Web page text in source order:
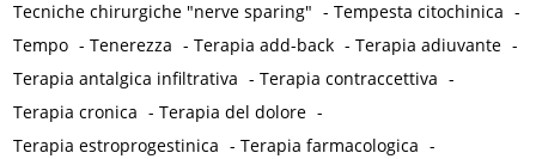
Tecniche chirurgiche "nerve sparing" -Tempesta citochinica -
Tempo -Tenerezza -Terapia add-back -Terapia adiuvante -
Terapia antalgica infiltrativa -Terapia contraccettiva -
Terapia cronica -Terapia del dolore -
Terapia estroprogestinica -Terapia farmacologica -